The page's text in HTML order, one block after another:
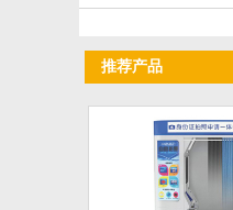
推荐产品